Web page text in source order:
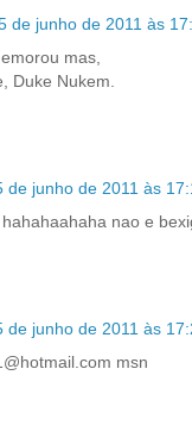
de junho de 2011 às
mas,
Duke Nukem.
de junho de 2011 às
nao e
de junho de 2011 às
msn